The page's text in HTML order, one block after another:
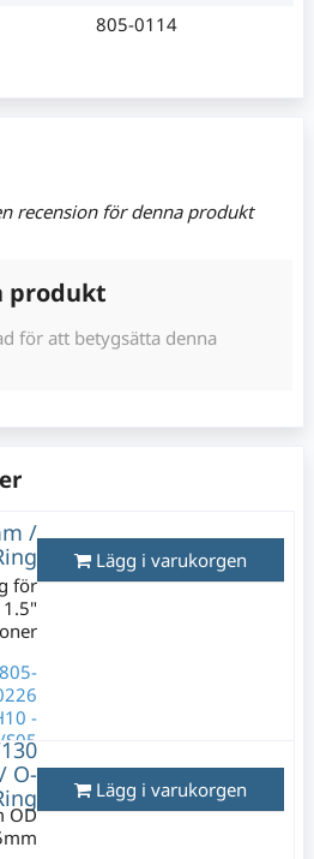
805-0114
recension för denna produkt
produkt
för att betygsätta denna
/
för
805-
-
S05
2
st
kr
Lägg i varukorgen
O-
OD
Lägg i varukorgen